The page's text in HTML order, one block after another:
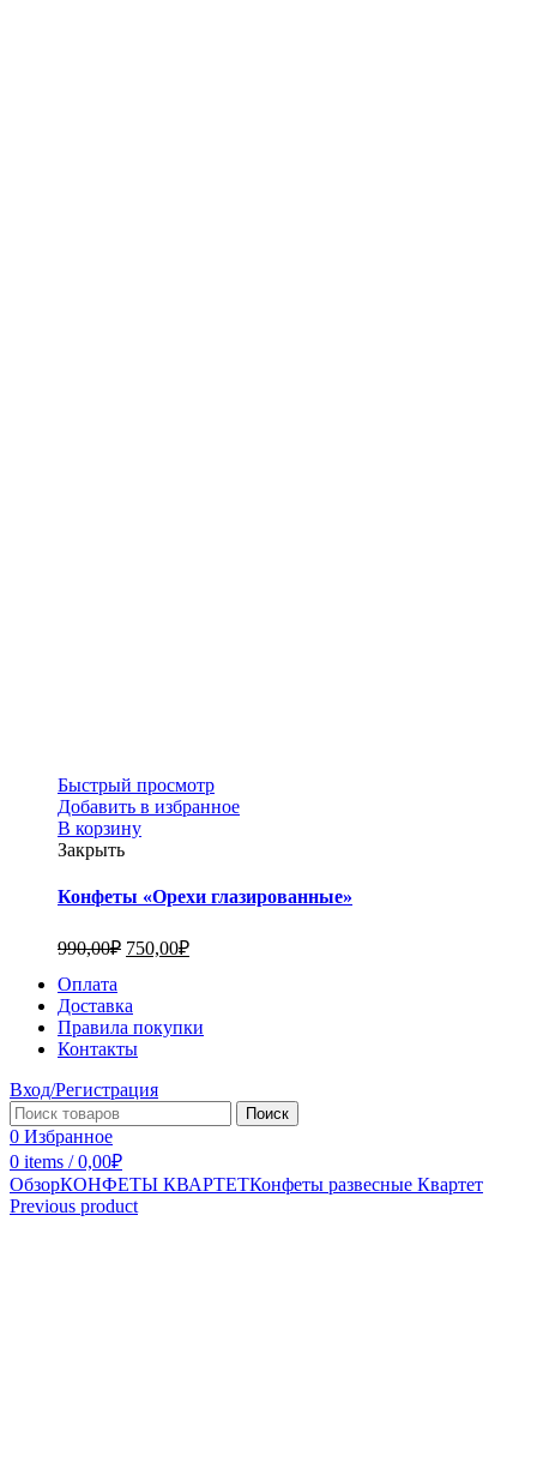
Быстрый просмотр
Добавить в избранное
В корзину
Закрыть
Конфеты «Орехи глазированные»
990,00₽ 750,00₽
Оплата
Доставка
Правила покупки
Контакты
Вход/Регистрация
Поиск
0 Избранное
0 items / 0,00₽
ОбзорКОНФЕТЫ КВАРТЕТКонфеты развесные Квартет
Previous product